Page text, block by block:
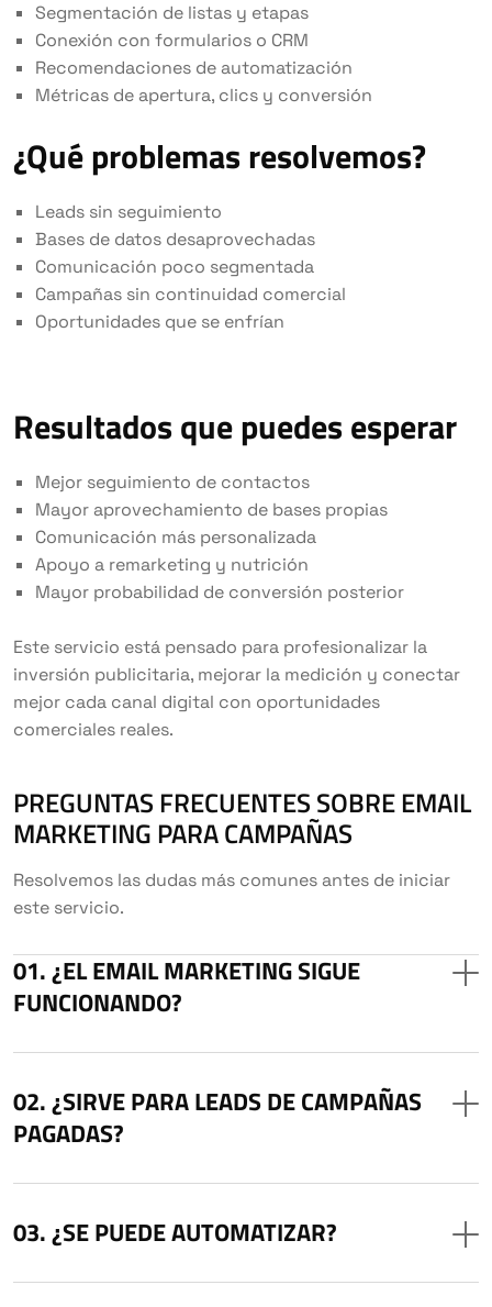
Segmentación de listas y etapas
Conexión con formularios o CRM
Recomendaciones de automatización
Métricas de apertura, clics y conversión
¿Qué problemas resolvemos?
Leads sin seguimiento
Bases de datos desaprovechadas
Comunicación poco segmentada
Campañas sin continuidad comercial
Oportunidades que se enfrían
Resultados que puedes esperar
Mejor seguimiento de contactos
Mayor aprovechamiento de bases propias
Comunicación más personalizada
Apoyo a remarketing y nutrición
Mayor probabilidad de conversión posterior
Este servicio está pensado para profesionalizar la
inversión publicitaria, mejorar la medición y conectar
mejor cada canal digital con oportunidades
comerciales reales.
PREGUNTAS FRECUENTES SOBRE EMAIL
MARKETING PARA CAMPAÑAS
Resolvemos las dudas más comunes antes de iniciar
este servicio.
¿EL EMAIL MARKETING SIGUE
FUNCIONANDO?
¿SIRVE PARA LEADS DE CAMPAÑAS
PAGADAS?
¿SE PUEDE AUTOMATIZAR?